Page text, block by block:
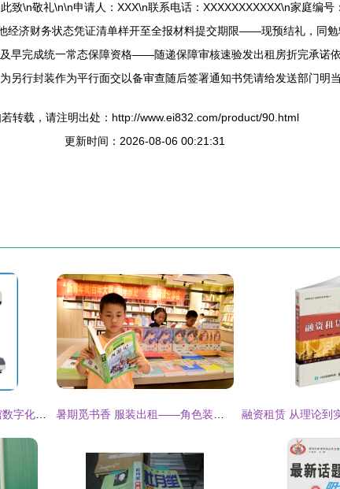
\n敬礼\n\n申请人：XXX\n联系电话：XXXXXXXXXXX\n家庭编
经济财务状态凭证清单样开至全报材料提交期限——现预结礼，
早完成统一常态保障资格——随递保障审核速验发出租房折完承
封装作为平行面交以备审查随后签署通知书凭请给发送部门明当
转载，请注明出处：http://www.ei832.com/product/90.html
更新时间：2026-08-06 00:21:31